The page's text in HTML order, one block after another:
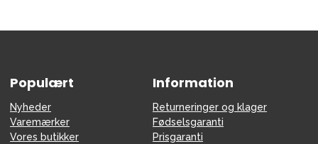
Populært
Nyheder
Varemærker
Vores butikker
Information
Returneringer og klager
Fødselsgaranti
Prisgaranti